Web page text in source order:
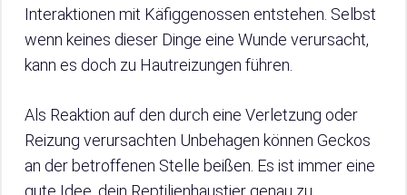
Interaktionen mit Käfiggenossen entstehen. Selbst
wenn keines dieser Dinge eine Wunde verursacht,
kann es doch zu Hautreizungen führen.
Als Reaktion auf den durch eine Verletzung oder
Reizung verursachten Unbehagen können Geckos
an der betroffenen Stelle beißen. Es ist immer eine
gute Idee, dein Reptilienhaustier genau zu